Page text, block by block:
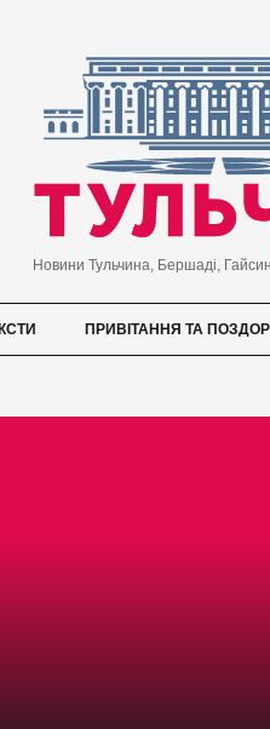
Новини Тульчина, Бершаді,
ПРИВІТАННЯ ТА